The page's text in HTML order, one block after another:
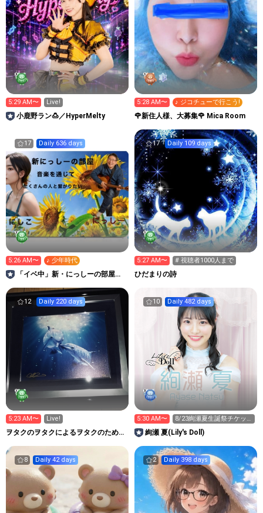
5:29 AM〜 Live!
小鹿野ラン🍮／HyperMelty
5:28 AM〜 ♪ ジコチューで行こう!
🌹新住人様、大募集🌹 Mica Room
17 Daily 636 days
5:26 AM〜 ♪ 少年時代
「イベ中」新・にっしーの部屋
17 Daily 109 days
5:27 AM〜 # 視聴者1000人まで
ひだまりの詩
12 Daily 220 days
5:23 AM〜 Live!
ヲタクのヲタクによるヲタクのための
10 Daily 482 days
5:30 AM〜
8/23絢瀬夏生誕祭チケッ
ト募集中🥺❣️
絢瀬 夏(Lily's Doll)
8 Daily 42 days 2 Daily 398 days